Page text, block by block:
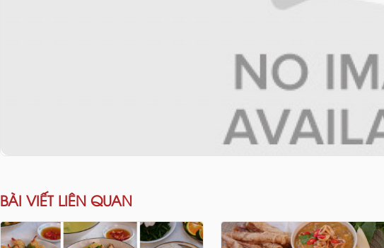
BÀI VIẾT LIÊN QUAN